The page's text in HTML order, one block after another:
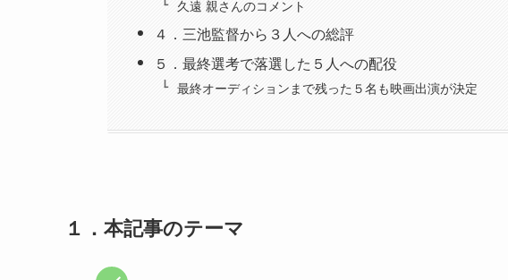
久遠 親さんのコメント
４．三池監督から３人への総評
５．最終選考で落選した５人への配役
最終オーディションまで残った５名も映画出演が決定
１． 本記事のテーマ